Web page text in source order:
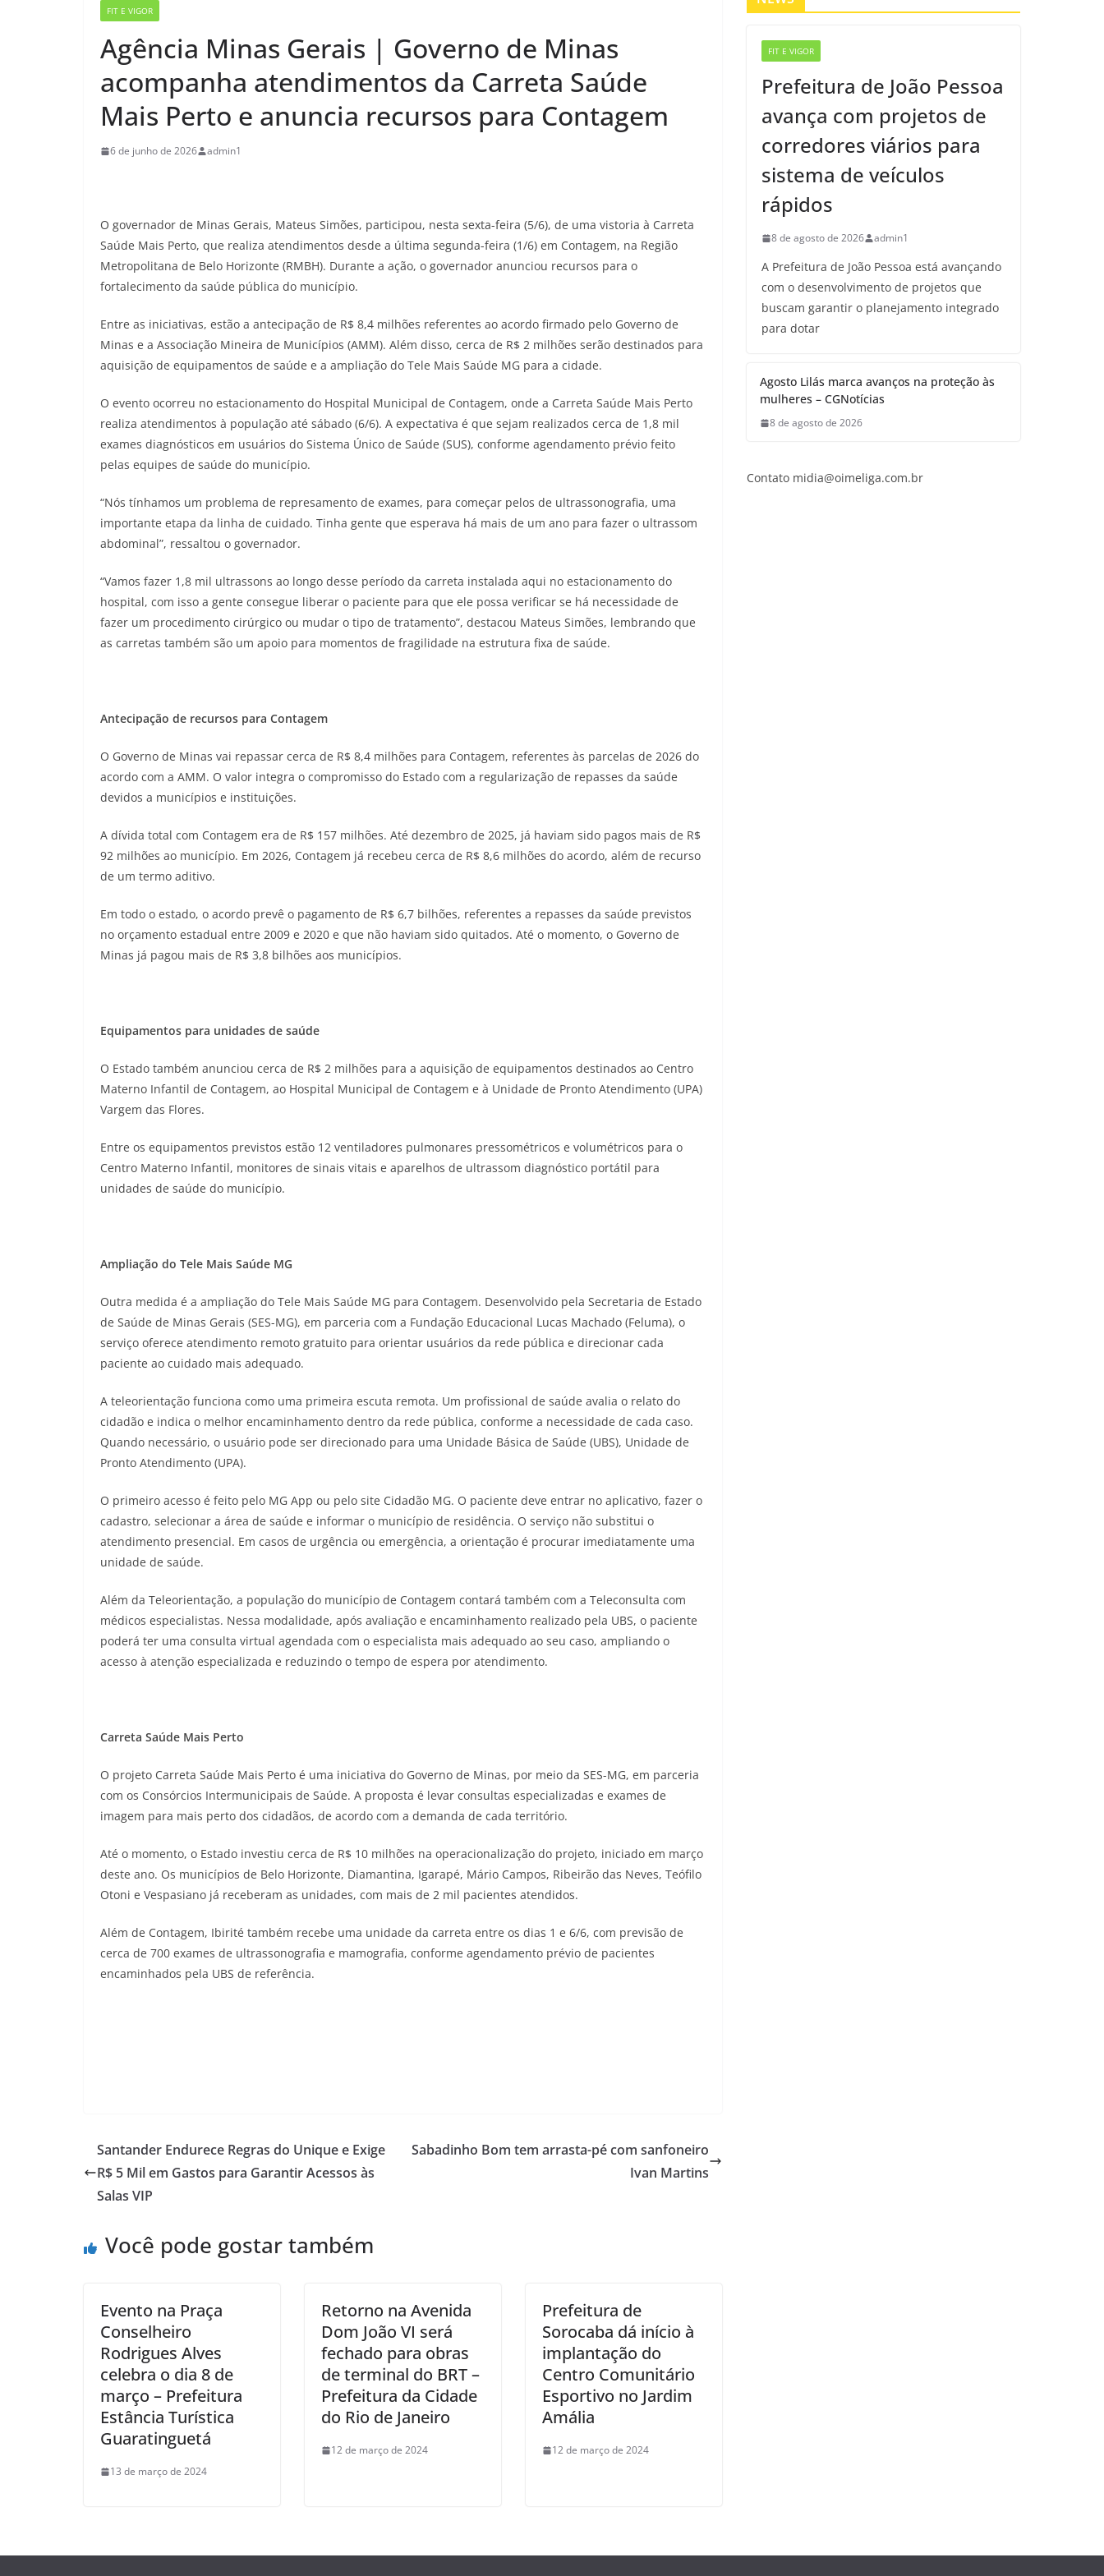
FIT E VIGOR
Agência Minas Gerais | Governo de Minas
acompanha atendimentos da Carreta Saúde
Mais Perto e anuncia recursos para Contagem
6 de junho de 2026 admin1
O governador de Minas Gerais, Mateus Simões, participou, nesta sexta-feira (5/6), de uma vistoria à Carreta
Saúde Mais Perto, que realiza atendimentos desde a última segunda-feira (1/6) em Contagem, na Região
Metropolitana de Belo Horizonte (RMBH). Durante a ação, o governador anunciou recursos para o
fortalecimento da saúde pública do município.
Entre as iniciativas, estão a antecipação de R$ 8,4 milhões referentes ao acordo firmado pelo Governo de
Minas e a Associação Mineira de Municípios (AMM). Além disso, cerca de R$ 2 milhões serão destinados para
aquisição de equipamentos de saúde e a ampliação do Tele Mais Saúde MG para a cidade.
O evento ocorreu no estacionamento do Hospital Municipal de Contagem, onde a Carreta Saúde Mais Perto
realiza atendimentos à população até sábado (6/6). A expectativa é que sejam realizados cerca de 1,8 mil
exames diagnósticos em usuários do Sistema Único de Saúde (SUS), conforme agendamento prévio feito
pelas equipes de saúde do município.
“Nós tínhamos um problema de represamento de exames, para começar pelos de ultrassonografia, uma
importante etapa da linha de cuidado. Tinha gente que esperava há mais de um ano para fazer o ultrassom
abdominal”, ressaltou o governador.
“Vamos fazer 1,8 mil ultrassons ao longo desse período da carreta instalada aqui no estacionamento do
hospital, com isso a gente consegue liberar o paciente para que ele possa verificar se há necessidade de
fazer um procedimento cirúrgico ou mudar o tipo de tratamento”, destacou Mateus Simões, lembrando que
as carretas também são um apoio para momentos de fragilidade na estrutura fixa de saúde.
Antecipação de recursos para Contagem
O Governo de Minas vai repassar cerca de R$ 8,4 milhões para Contagem, referentes às parcelas de 2026 do
acordo com a AMM. O valor integra o compromisso do Estado com a regularização de repasses da saúde
devidos a municípios e instituições.
A dívida total com Contagem era de R$ 157 milhões. Até dezembro de 2025, já haviam sido pagos mais de R$
92 milhões ao município. Em 2026, Contagem já recebeu cerca de R$ 8,6 milhões do acordo, além de recurso
de um termo aditivo.
Em todo o estado, o acordo prevê o pagamento de R$ 6,7 bilhões, referentes a repasses da saúde previstos
no orçamento estadual entre 2009 e 2020 e que não haviam sido quitados. Até o momento, o Governo de
Minas já pagou mais de R$ 3,8 bilhões aos municípios.
Equipamentos para unidades de saúde
O Estado também anunciou cerca de R$ 2 milhões para a aquisição de equipamentos destinados ao Centro
Materno Infantil de Contagem, ao Hospital Municipal de Contagem e à Unidade de Pronto Atendimento (UPA)
Vargem das Flores.
Entre os equipamentos previstos estão 12 ventiladores pulmonares pressométricos e volumétricos para o
Centro Materno Infantil, monitores de sinais vitais e aparelhos de ultrassom diagnóstico portátil para
unidades de saúde do município.
Ampliação do Tele Mais Saúde MG
Outra medida é a ampliação do Tele Mais Saúde MG para Contagem. Desenvolvido pela Secretaria de Estado
de Saúde de Minas Gerais (SES-MG), em parceria com a Fundação Educacional Lucas Machado (Feluma), o
serviço oferece atendimento remoto gratuito para orientar usuários da rede pública e direcionar cada
paciente ao cuidado mais adequado.
A teleorientação funciona como uma primeira escuta remota. Um profissional de saúde avalia o relato do
cidadão e indica o melhor encaminhamento dentro da rede pública, conforme a necessidade de cada caso.
Quando necessário, o usuário pode ser direcionado para uma Unidade Básica de Saúde (UBS), Unidade de
Pronto Atendimento (UPA).
O primeiro acesso é feito pelo MG App ou pelo site Cidadão MG. O paciente deve entrar no aplicativo, fazer o
cadastro, selecionar a área de saúde e informar o município de residência. O serviço não substitui o
atendimento presencial. Em casos de urgência ou emergência, a orientação é procurar imediatamente uma
unidade de saúde.
Além da Teleorientação, a população do município de Contagem contará também com a Teleconsulta com
médicos especialistas. Nessa modalidade, após avaliação e encaminhamento realizado pela UBS, o paciente
poderá ter uma consulta virtual agendada com o especialista mais adequado ao seu caso, ampliando o
acesso à atenção especializada e reduzindo o tempo de espera por atendimento.
Carreta Saúde Mais Perto
O projeto Carreta Saúde Mais Perto é uma iniciativa do Governo de Minas, por meio da SES-MG, em parceria
com os Consórcios Intermunicipais de Saúde. A proposta é levar consultas especializadas e exames de
imagem para mais perto dos cidadãos, de acordo com a demanda de cada território.
Até o momento, o Estado investiu cerca de R$ 10 milhões na operacionalização do projeto, iniciado em março
deste ano. Os municípios de Belo Horizonte, Diamantina, Igarapé, Mário Campos, Ribeirão das Neves, Teófilo
Otoni e Vespasiano já receberam as unidades, com mais de 2 mil pacientes atendidos.
Além de Contagem, Ibirité também recebe uma unidade da carreta entre os dias 1 e 6/6, com previsão de
cerca de 700 exames de ultrassonografia e mamografia, conforme agendamento prévio de pacientes
encaminhados pela UBS de referência.
Santander Endurece Regras do Unique e Exige
R$ 5 Mil em Gastos para Garantir Acessos às
Salas VIP
Sabadinho Bom tem arrasta-pé com sanfoneiro
Ivan Martins
Você pode gostar também
Evento na Praça
Conselheiro
Rodrigues Alves
celebra o dia 8 de
março – Prefeitura
Estância Turística
Guaratinguetá
13 de março de 2024
Retorno na Avenida
Dom João VI será
fechado para obras
de terminal do BRT –
Prefeitura da Cidade
do Rio de Janeiro
12 de março de 2024
Prefeitura de
Sorocaba dá início à
implantação do
Centro Comunitário
Esportivo no Jardim
Amália
12 de março de 2024
FIT E VIGOR
Prefeitura de João Pessoa
avança com projetos de
corredores viários para
sistema de veículos
rápidos
8 de agosto de 2026 admin1
A Prefeitura de João Pessoa está avançando
com o desenvolvimento de projetos que
buscam garantir o planejamento integrado
para dotar
Agosto Lilás marca avanços na proteção às
mulheres – CGNotícias
8 de agosto de 2026
Contato midia@oimeliga.com.br